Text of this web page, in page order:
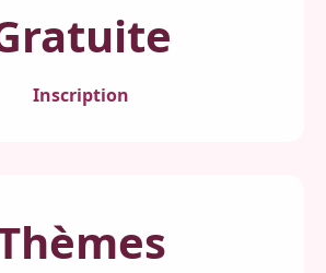
Inscription